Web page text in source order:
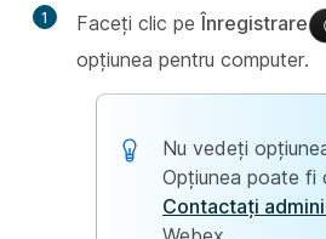
1 Faceți clic pe Înregistrare
opțiunea pentru computer.
Nu vedeți
Opțiunea poate fi
Contactați